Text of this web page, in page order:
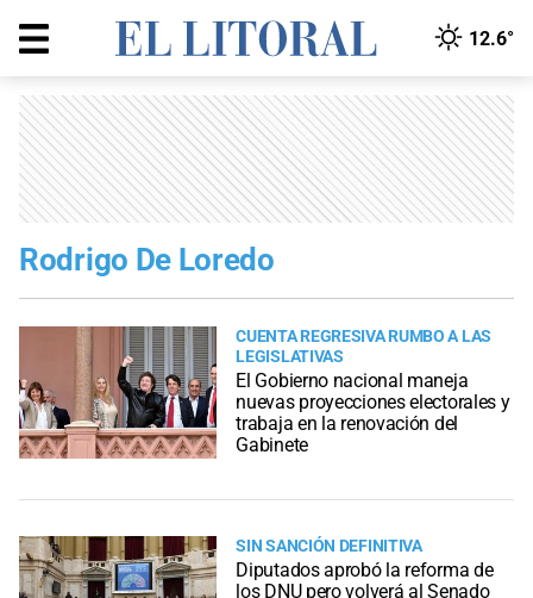
12.6°
Rodrigo De Loredo
CUENTA REGRESIVA RUMBO A LAS
LEGISLATIVAS
El Gobierno nacional maneja
nuevas proyecciones electorales y
trabaja en la renovación del
Gabinete
SIN SANCIÓN DEFINITIVA
Diputados aprobó la reforma de
los DNU pero volverá al Senado